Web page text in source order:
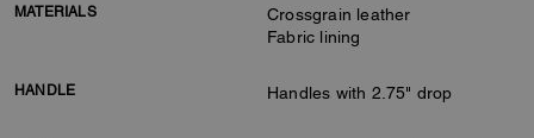
MATERIALS
Crossgrain leather
Fabric lining
HANDLE Handles with 2.75" drop